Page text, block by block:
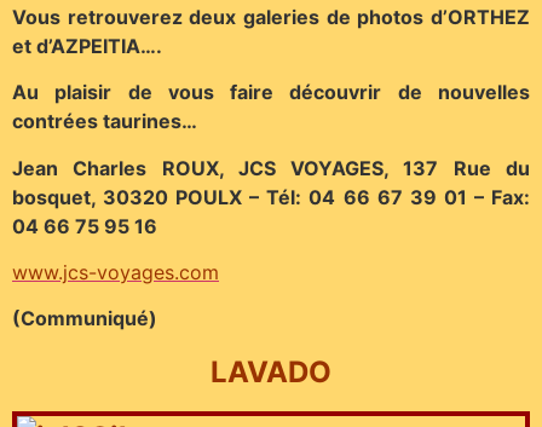
Vous retrouverez deux galeries de photos d’ORTHEZ
et d’AZPEITIA….
Au plaisir de vous faire découvrir de nouvelles
contrées taurines…
Jean Charles ROUX, JCS VOYAGES, 137 Rue du
bosquet, 30320 POULX – Tél: 04 66 67 39 01 – Fax:
04 66 75 95 16
www.jcs-voyages.com
(Communiqué)
LAVADO